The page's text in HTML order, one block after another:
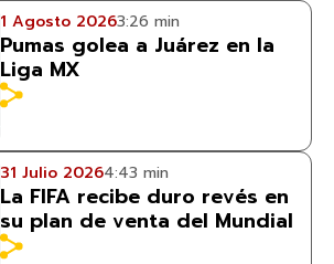
1 Agosto 20263:26 min
Pumas golea a Juárez en la
Liga MX
31 Julio 20264:43 min
La FIFA recibe duro revés en
su plan de venta del Mundial